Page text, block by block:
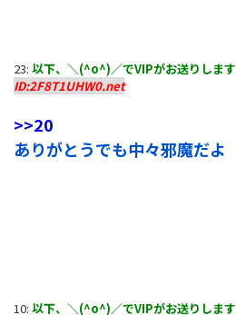
23: 以下、＼(^o^)／でVIPがお送りします
ID:2F8T1UHW0.net
>>20
ありがとうでも中々邪魔だよ
10: 以下、＼(^o^)／でVIPがお送りします